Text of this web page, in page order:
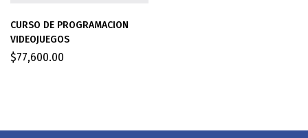
CURSO DE PROGRAMACION
VIDEOJUEGOS
$77,600.00